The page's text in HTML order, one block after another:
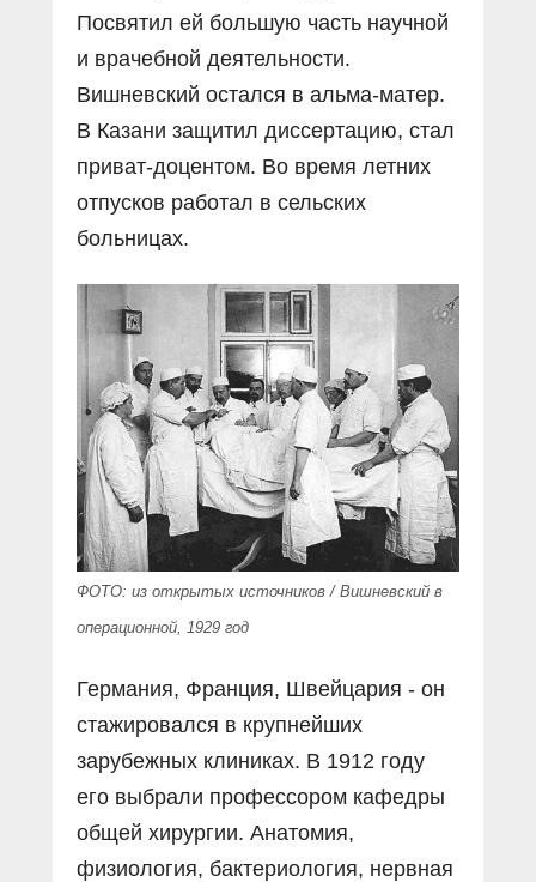
Посвятил ей большую часть научной
и врачебной деятельности.
Вишневский остался в альма-матер.
В Казани защитил диссертацию, стал
приват-доцентом. Во время летних
отпусков работал в сельских
больницах.
ФОТО: из открытых источников / Вишневский в
операционной, 1929 год
Германия, Франция, Швейцария - он
стажировался в крупнейших
зарубежных клиниках. В 1912 году
его выбрали профессором кафедры
общей хирургии. Анатомия,
физиология, бактериология, нервная